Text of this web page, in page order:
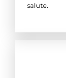
salute.